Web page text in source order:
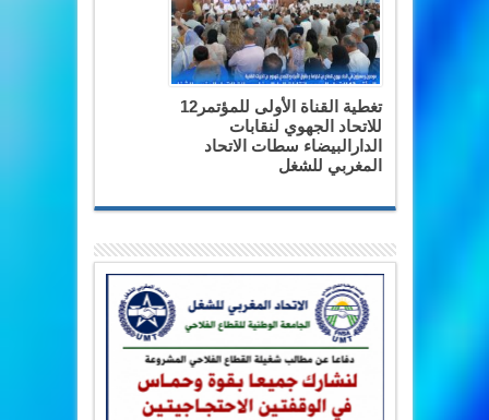
تغطية القناة الأولى للمؤتمر12
للاتحاد الجهوي لنقابات
الدارالبيضاء سطات الاتحاد
المغربي للشغل